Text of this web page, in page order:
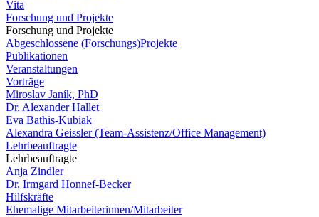
Vita
Forschung und Projekte
Forschung und Projekte
Abgeschlossene (Forschungs)Projekte
Publikationen
Veranstaltungen
Vorträge
Miroslav Janík, PhD
Dr. Alexander Hallet
Eva Bathis-Kubiak
Alexandra Geissler (Team-Assistenz/Office Management)
Lehrbeauftragte
Lehrbeauftragte
Anja Zindler
Dr. Irmgard Honnef-Becker
Hilfskräfte
Ehemalige Mitarbeiterinnen/Mitarbeiter